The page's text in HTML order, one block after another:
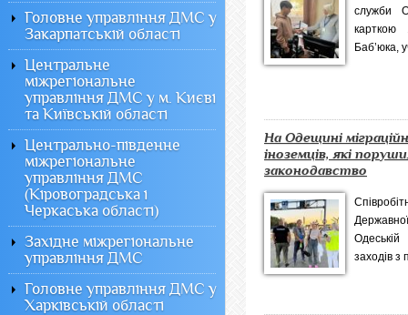
служби
карткою
Баб’юка,
На Одещині
іноземців, які
законодавство
заходів з
Головне управління ДМС у
Закарпатській області
Центральне
міжрегіональне
управління ДМС у м. Києві
та Київській області
Центрально-південне
міжрегіональне
управління ДМС
(Кіровоградська і
Черкаська області)
Західне міжрегіональне
управління ДМС
Головне управління ДМС у
Харківській області